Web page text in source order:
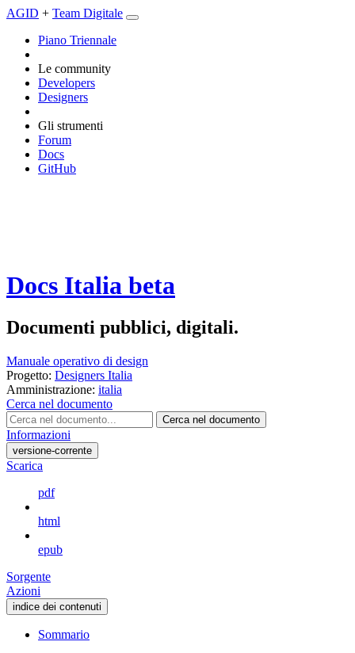
AGID + Team Digitale
Piano Triennale
Le community
Developers
Designers
Gli strumenti
Forum
Docs
GitHub
Docs Italia beta
Documenti pubblici, digitali.
Manuale operativo di design
Progetto: Designers Italia
Amministrazione: italia
Cerca nel documento
Cerca nel documento
Informazioni
versione-corrente
Scarica
pdf
html
epub
Sorgente
Azioni
indice dei contenuti
Sommario